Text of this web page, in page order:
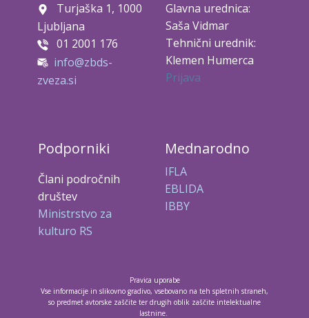
Turjaška 1, 1000
Ljubljana
01 2001 176
info@zbds-
zveza.si
Glavna urednica:
Saša Vidmar
Tehnični urednik:
Klemen Humerca
Prijava
Podporniki
Člani področnih
društev
Ministrstvo za
kulturo RS
Mednarodno
IFLA
EBLIDA
IBBY
Pravica uporabe
Vse informacije in slikovno gradivo, vsebovano na teh spletnih straneh,
so predmet avtorske zaščite ter drugih oblik zaščite intelektualne
lastnine.